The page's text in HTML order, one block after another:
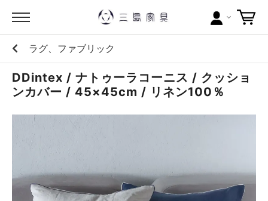
カテゴリー
ブランドから探す
ポイントについて
ラグ、ファブリック
DDintex / ナトゥーラコーニス / クッショ
ンカバー / 45×45cm / リネン100％